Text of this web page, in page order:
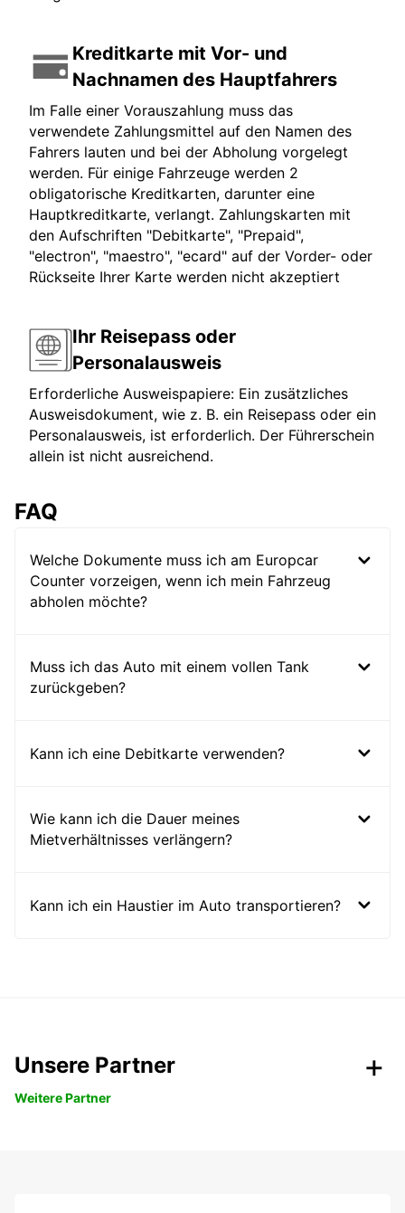
Kreditkarte mit Vor- und
Nachnamen des Hauptfahrers
Im Falle einer Vorauszahlung muss das
verwendete Zahlungsmittel auf den Namen des
Fahrers lauten und bei der Abholung vorgelegt
werden. Für einige Fahrzeuge werden 2
obligatorische Kreditkarten, darunter eine
Hauptkreditkarte, verlangt. Zahlungskarten mit
den Aufschriften "Debitkarte", "Prepaid",
"electron", "maestro", "ecard" auf der Vorder- oder
Rückseite Ihrer Karte werden nicht akzeptiert
Ihr Reisepass oder
Personalausweis
Erforderliche Ausweispapiere: Ein zusätzliches
Ausweisdokument, wie z. B. ein Reisepass oder ein
Personalausweis, ist erforderlich. Der Führerschein
allein ist nicht ausreichend.
FAQ
Welche Dokumente muss ich am Europcar
Counter vorzeigen, wenn ich mein Fahrzeug
abholen möchte?
Muss ich das Auto mit einem vollen Tank
zurückgeben?
Kann ich eine Debitkarte verwenden?
Wie kann ich die Dauer meines
Mietverhältnisses verlängern?
Kann ich ein Haustier im Auto transportieren?
Unsere Partner
Weitere Partner